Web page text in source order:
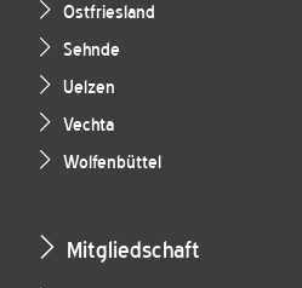
Ostfriesland
Sehnde
Uelzen
Vechta
Wolfenbüttel
Mitgliedschaft